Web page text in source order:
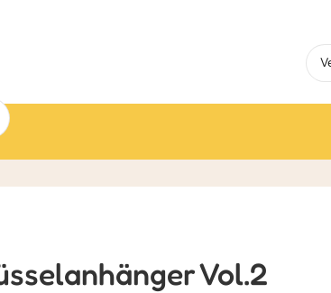
Diecast Metall Schlüsselanhänger Vol.2
Vol.2